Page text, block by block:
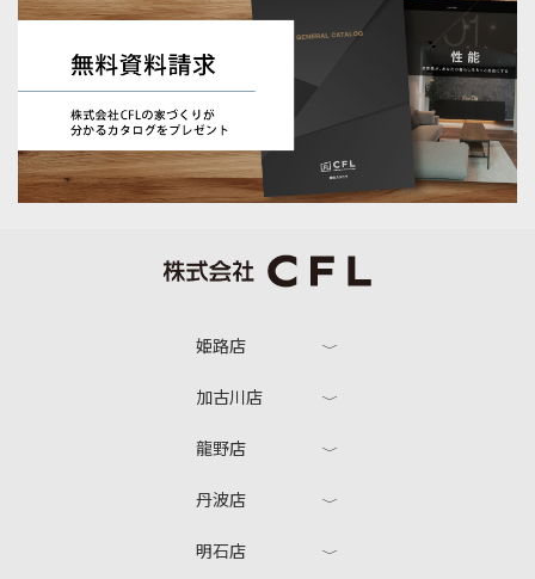
姫路店
加古川店
龍野店
丹波店
明石店